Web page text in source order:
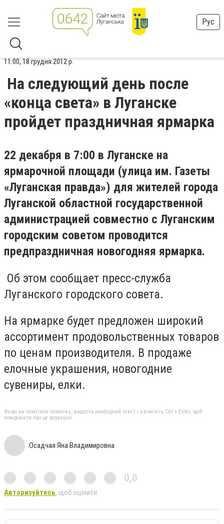
Рус
11:00, 18 грудня 2012 р.
На следующий день после
«конца света» в Луганске
пройдет праздничная ярмарка
22 декабря в 7:00 в Луганске на
ярмарочной площади (улица им. Газеты
«Луганская правда») для жителей города
Луганской областной государственной
администрацией совместно с Луганским
городским советом проводится
предпраздничная новогодняя ярмарка.
Об этом сообщает пресс-служба
Луганского городского совета.
На ярмарке будет предложен широкий
ассортимент продовольственных товаров
по ценам производителя. В продаже
елочные украшения, новогодние
сувениры, елки.
Якщо ви помітили помилку, виділіть необхідний текст і натисніть Ctrl + Enter, щоб
повідомити про це редакцію
Осадчая Яна Владимировна
0,0
Авторизуйтесь, щоб оцінити